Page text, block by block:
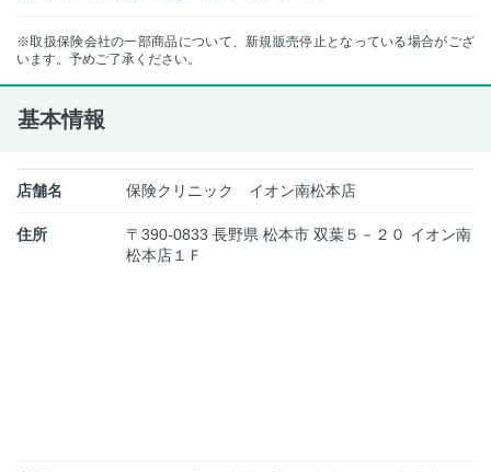
※取扱保険会社の一部商品について、新規販売停止となっている場合がござ
います。予めご了承ください。
基本情報
店舗名 保険クリニック イオン南松本店
住所
〒390-0833 長野県 松本市 双葉５－２０ イオン南
松本店１Ｆ